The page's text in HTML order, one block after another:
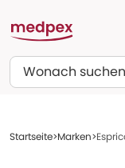
Suchen
Startseite Marken